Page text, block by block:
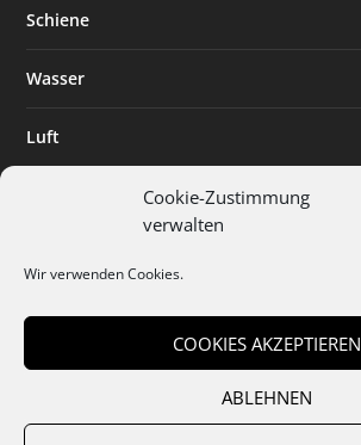
Cookie-Zustimmung
verwalten
Wir verwenden Cookies.
COOKIES AKZEPTIEREN
ABLEHNEN
Schiene
Wasser
Luft
Digitalisierung